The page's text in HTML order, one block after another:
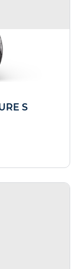
S